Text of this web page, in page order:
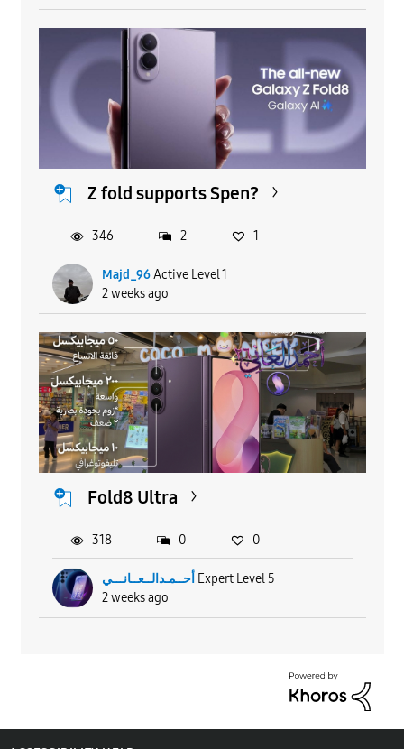
Z fold supports Spen?
Majd_96 Active Level 1
2 weeks ago
346 2 1
Fold8 Ultra
أحــمـدالــعــانـــي Expert Level 5
2 weeks ago
318 0 0